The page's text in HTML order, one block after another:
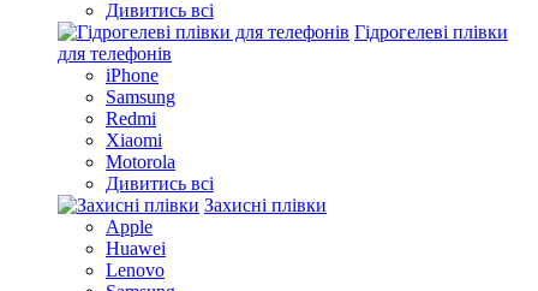
Дивитись всі
Гідрогелеві плівки
для телефонів
iPhone
Samsung
Redmi
Xiaomi
Motorola
Дивитись всі
Захисні плівки
Apple
Huawei
Lenovo